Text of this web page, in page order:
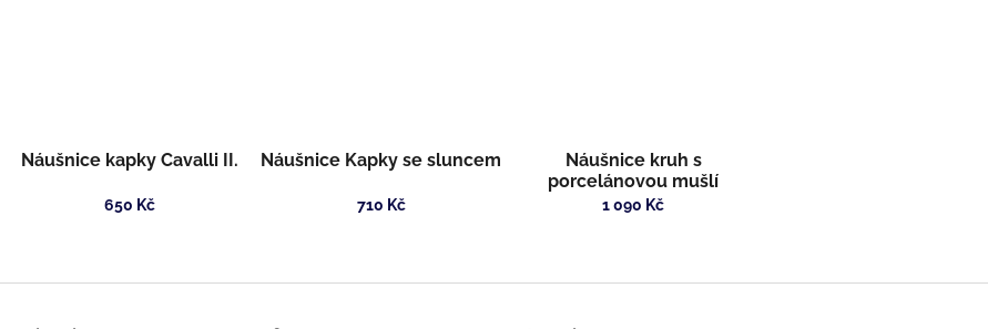
Náušnice kapky Cavalli II.
650 Kč
Náušnice Kapky se sluncem
710 Kč
Náušnice kruh s
porcelánovou mušlí
1 090 Kč